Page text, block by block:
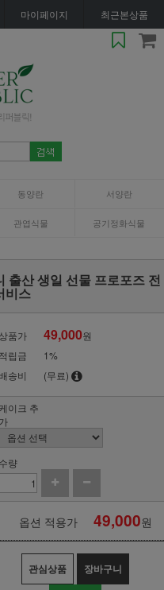
마이페이지 최근본상품
동양란 서양란
관엽식물 공기정화식물
출산 생일 선물 프로포즈 전
비스
상품가 49,000원
적립금
1%
송비
(무료)
케이크 추
가
수량
옵션 적용가 49,000원
관심상품 장바구니